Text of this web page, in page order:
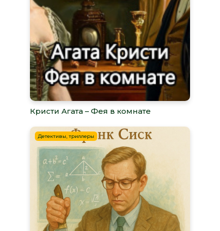
Кристи Агата – Фея в комнате
Детективы, триллеры